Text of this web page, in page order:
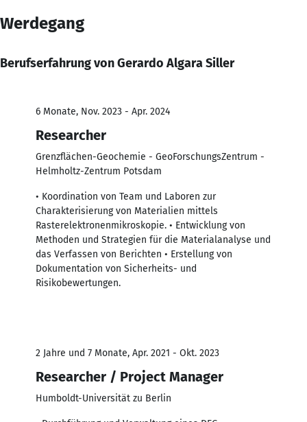
Werdegang
Berufserfahrung von Gerardo Algara Siller
6 Monate, Nov. 2023 - Apr. 2024
Researcher
Grenzflächen-Geochemie - GeoForschungsZentrum -
Helmholtz-Zentrum Potsdam
• Koordination von Team und Laboren zur
Charakterisierung von Materialien mittels
Rasterelektronenmikroskopie. • Entwicklung von
Methoden und Strategien für die Materialanalyse und
das Verfassen von Berichten • Erstellung von
Dokumentation von Sicherheits- und
Risikobewertungen.
2 Jahre und 7 Monate, Apr. 2021 - Okt. 2023
Researcher / Project Manager
Humboldt-Universität zu Berlin